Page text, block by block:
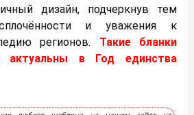
дизайн, подчеркнув тем
и уважения к
регионов. Такие бланки
актуальны в Год единства